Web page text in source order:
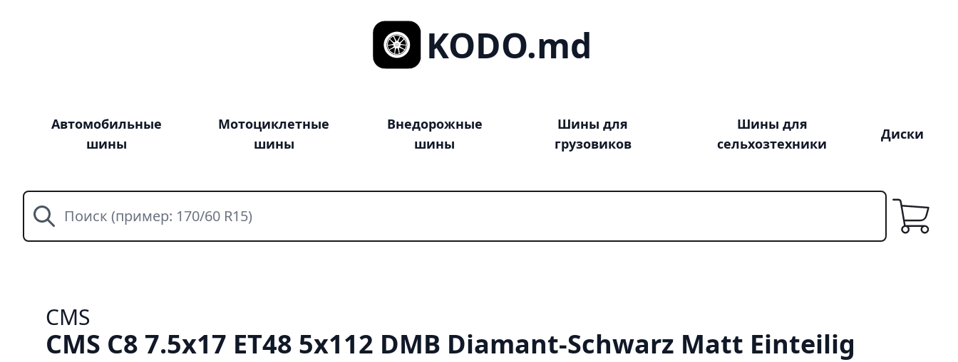
KODO.md
Автомобильные
шины
Мотоциклетные
шины
Внедорожные
шины
Шины для
грузовиков
Шины для
сельхозтехники
Диски
Поиск
Корзина
CMS
CMS C8 7.5x17 ET48 5x112 DMB Diamant-Schwarz Matt Einteilig